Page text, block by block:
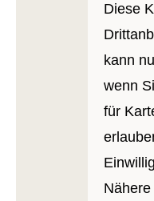
Diese
kann
wenn
für